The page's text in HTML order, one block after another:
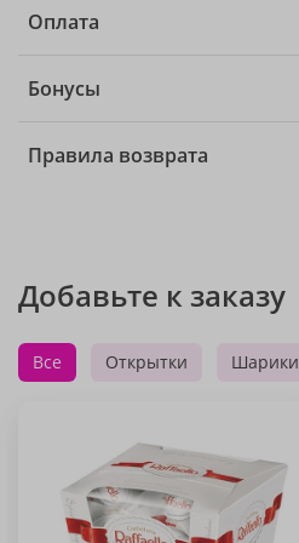
Оплата
Бонусы
Правила возврата
Добавьте к заказу
Все Открытки Шарики